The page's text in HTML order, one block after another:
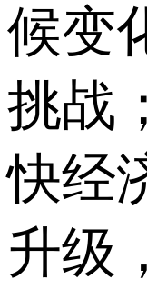
候变
挑战
快经
升级